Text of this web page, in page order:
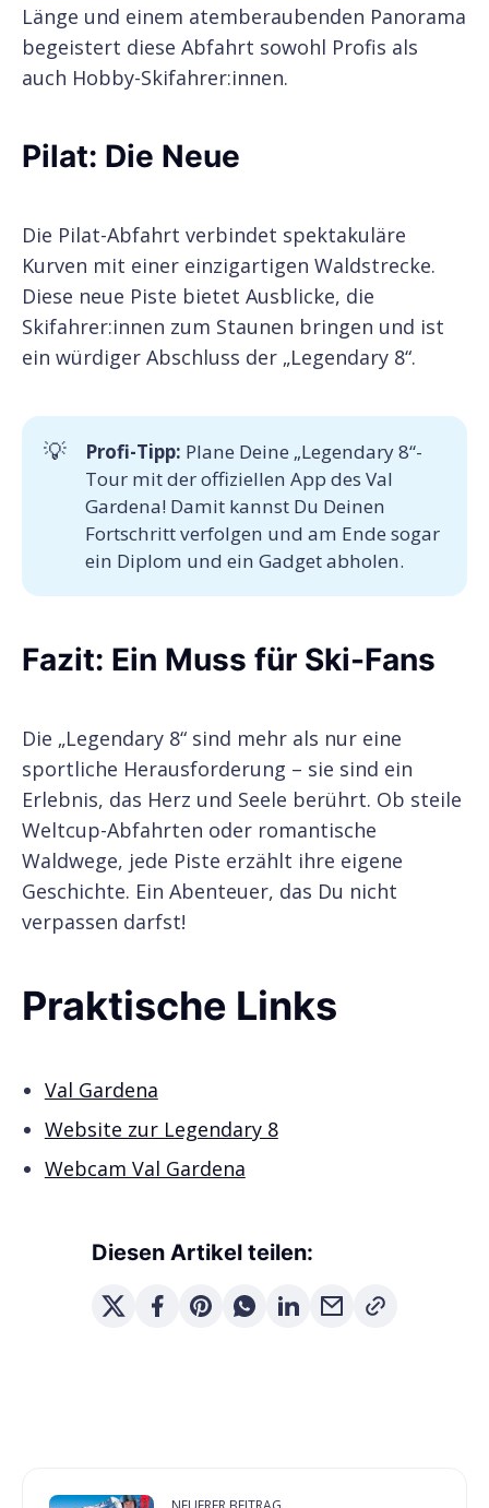
Länge und einem atemberaubenden Panorama
begeistert diese Abfahrt sowohl Profis als
auch Hobby-Skifahrer:innen.
Pilat: Die Neue
Die Pilat-Abfahrt verbindet spektakuläre
Kurven mit einer einzigartigen Waldstrecke.
Diese neue Piste bietet Ausblicke, die
Skifahrer:innen zum Staunen bringen und ist
ein würdiger Abschluss der „Legendary 8“.
💡 Profi-Tipp: Plane Deine „Legendary 8“-
Tour mit der offiziellen App des Val
Gardena! Damit kannst Du Deinen
Fortschritt verfolgen und am Ende sogar
ein Diplom und ein Gadget abholen.
Fazit: Ein Muss für Ski-Fans
Die „Legendary 8“ sind mehr als nur eine
sportliche Herausforderung – sie sind ein
Erlebnis, das Herz und Seele berührt. Ob steile
Weltcup-Abfahrten oder romantische
Waldwege, jede Piste erzählt ihre eigene
Geschichte. Ein Abenteuer, das Du nicht
verpassen darfst!
Praktische Links
Val Gardena
Website zur Legendary 8
Webcam Val Gardena
Diesen Artikel teilen: